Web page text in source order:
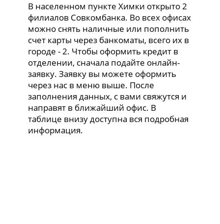
В населенном пункте Химки открыто 2
филиалов Совкомбанка. Во всех офисах
можно снять наличные или пополнить
счет карты через банкоматы, всего их в
городе - 2. Чтобы оформить кредит в
отделении, сначала подайте онлайн-
заявку. Заявку вы можете оформить
через нас в меню выше. После
заполнения данных, с вами свяжутся и
направят в ближайший офис. В
таблице внизу доступна вся подробная
информация.